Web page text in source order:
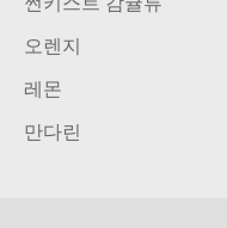
썬키스트 감귤류
오렌지
레몬
만다린